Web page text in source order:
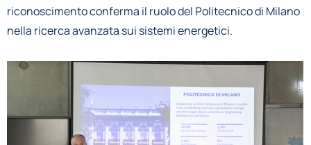
riconoscimento conferma il ruolo del Politecnico di Milano
nella ricerca avanzata sui sistemi energetici.